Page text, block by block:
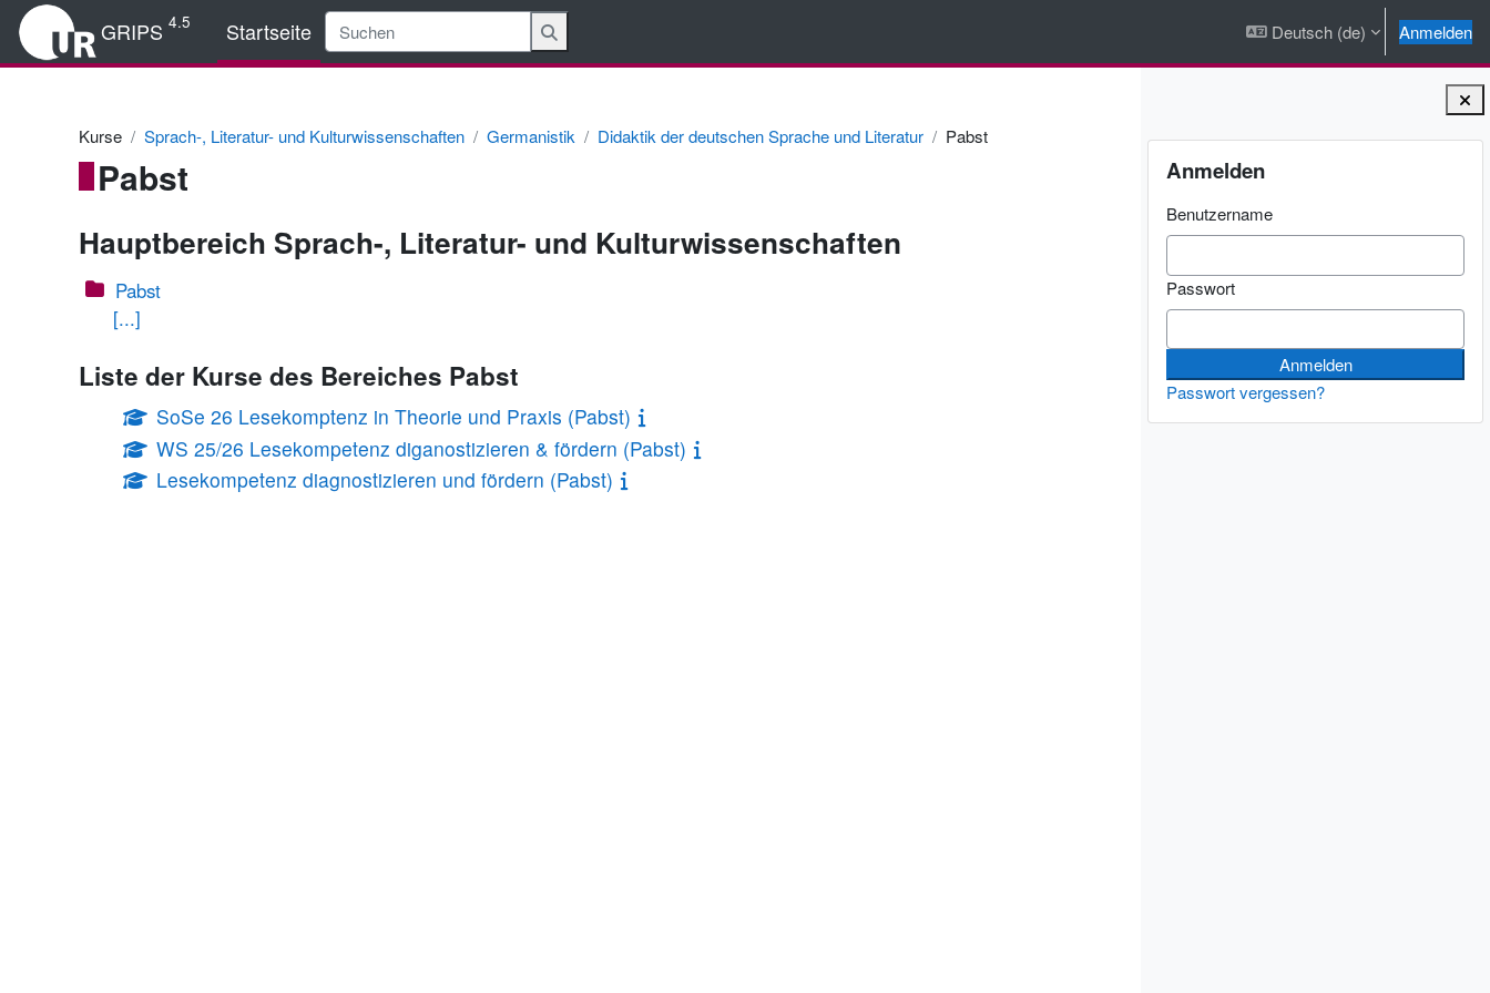
Zum Hauptinhalt
GRIPS 4.5 Startseite Deutsch ‎(de)‎ Anmelden
Blöcke
Anmelden
Benutzername
Passwort
Passwort vergessen?
Kurse Sprach-, Literatur- und Kulturwissenschaften Germanistik Didaktik der deutschen Sprache und Literatur Pabst
Pabst
Hauptbereich Sprach-, Literatur- und Kulturwissenschaften
Pabst
[...]
Liste der Kurse des Bereiches Pabst
SoSe 26 Lesekomptenz in Theorie und Praxis (Pabst)
WS 25/26 Lesekompetenz diganostizieren & fördern (Pabst)
Lesekompetenz diagnostizieren und fördern (Pabst)